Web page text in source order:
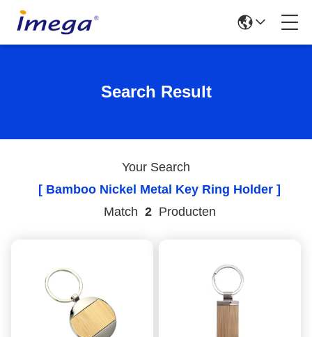
Search Result
Your Search
[ Bamboo Nickel Metal Key Ring Holder ]
Match 2Producten